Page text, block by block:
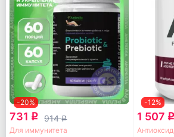
-20%
731 q 914q
Для иммунитета
-12%
1 507 q